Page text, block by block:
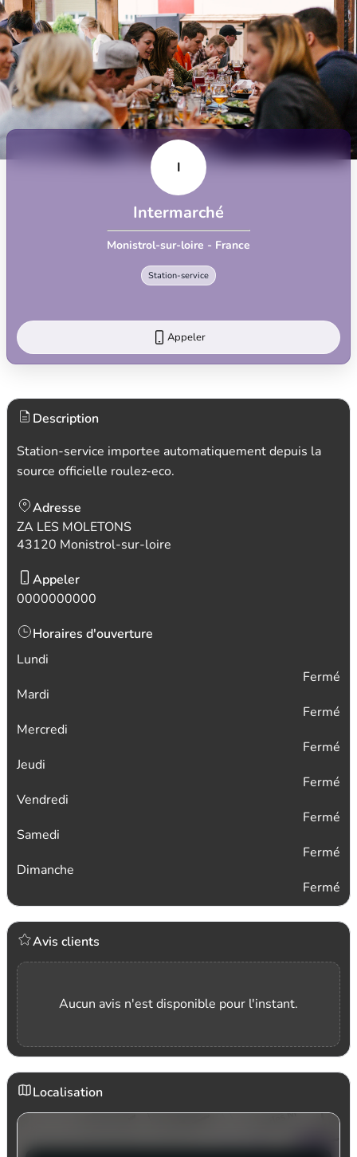
I
Intermarché
Monistrol-sur-loire - France
Station-service
Appeler
Description
Station-service importee automatiquement depuis la
source officielle roulez-eco.
Adresse
ZA LES MOLETONS
43120 Monistrol-sur-loire
Appeler
0000000000
Horaires d'ouverture
Lundi
Fermé
Mardi
Fermé
Mercredi
Fermé
Jeudi
Fermé
Vendredi
Fermé
Samedi
Fermé
Dimanche
Fermé
Avis clients
Aucun avis n'est disponible pour l'instant.
Localisation